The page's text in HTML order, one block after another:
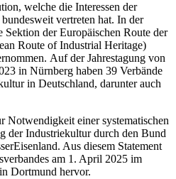
welche die Interessen der
vertreten hat. In der
Sektion der Europäischen Route der
Route of Industrial Heritage)
Auf der Jahrestagung von
in Nürnberg haben 39 Verbände
in Deutschland, darunter auch
Notwendigkeit einer systematischen
der Industriekultur durch den Bund
Aus diesem Statement
am 1. April 2025 im
Dortmund hervor.